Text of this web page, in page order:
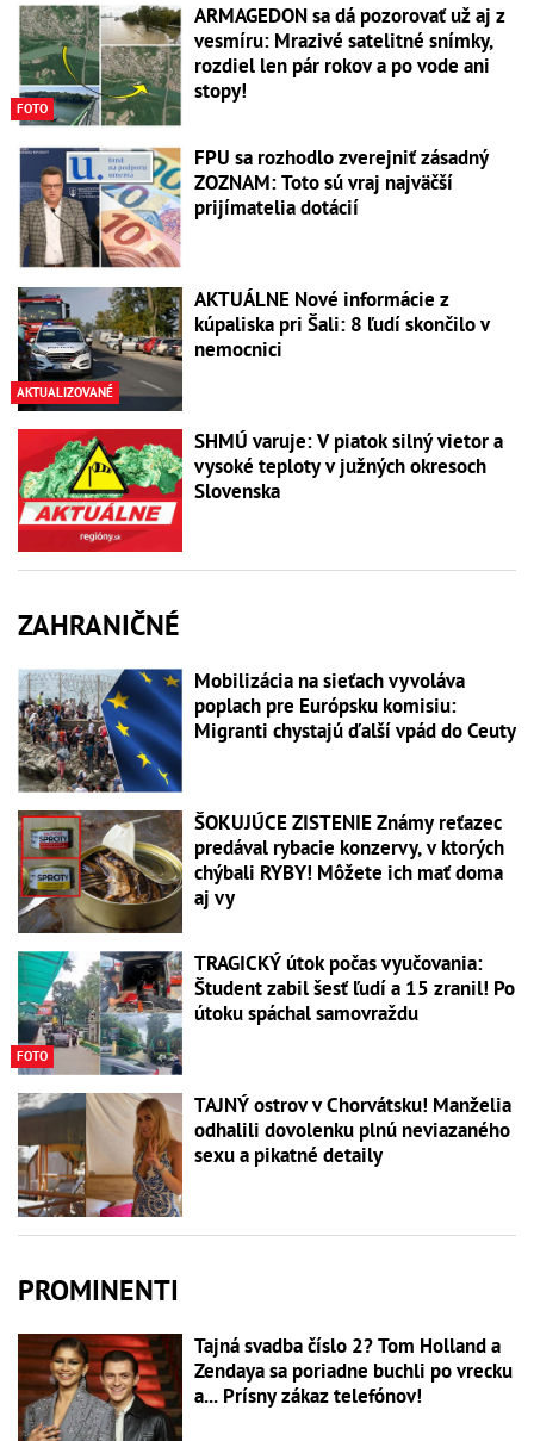
FOTO
ARMAGEDON sa dá pozorovať už aj z
vesmíru: Mrazivé satelitné snímky,
rozdiel len pár rokov a po vode ani
stopy!
FPU sa rozhodlo zverejniť zásadný
ZOZNAM: Toto sú vraj najväčší
prijímatelia dotácií
AKTUALIZOVANÉ
AKTUÁLNE Nové informácie z
kúpaliska pri Šali: 8 ľudí skončilo v
nemocnici
SHMÚ varuje: V piatok silný vietor a
vysoké teploty v južných okresoch
Slovenska
ZAHRANIČNÉ
Mobilizácia na sieťach vyvoláva
poplach pre Európsku komisiu:
Migranti chystajú ďalší vpád do Ceuty
ŠOKUJÚCE ZISTENIE Známy reťazec
predával rybacie konzervy, v ktorých
chýbali RYBY! Môžete ich mať doma
aj vy
FOTO
TRAGICKÝ útok počas vyučovania:
Študent zabil šesť ľudí a 15 zranil! Po
útoku spáchal samovraždu
TAJNÝ ostrov v Chorvátsku! Manželia
odhalili dovolenku plnú neviazaného
sexu a pikatné detaily
PROMINENTI
Tajná svadba číslo 2? Tom Holland a
Zendaya sa poriadne buchli po vrecku
a... Prísny zákaz telefónov!